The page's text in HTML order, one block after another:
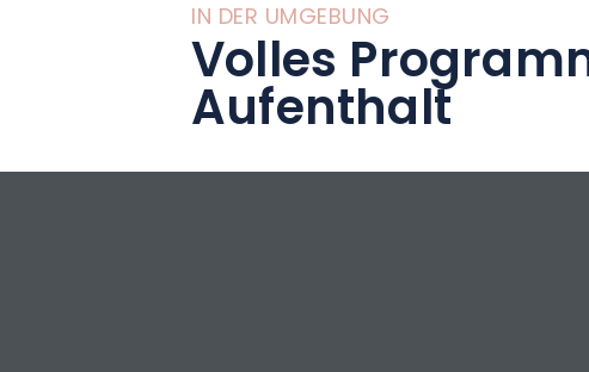
IN DER UMGEBUNG
Volles
Aufenthalt